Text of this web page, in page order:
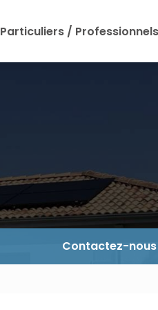
Particuliers / Professionnels
Contactez-nous